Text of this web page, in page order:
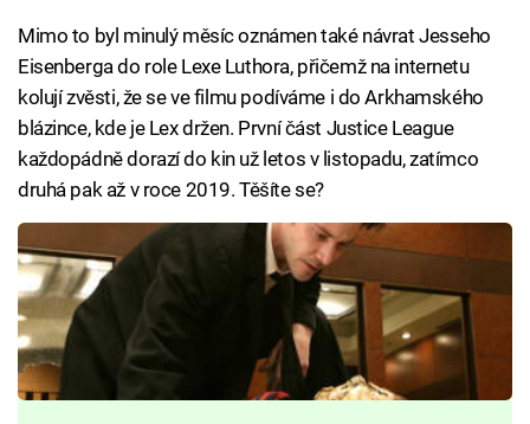
Mimo to byl minulý měsíc oznámen také návrat Jesseho
Eisenberga do role Lexe Luthora, přičemž na internetu
kolují zvěsti, že se ve filmu podíváme i do Arkhamského
blázince, kde je Lex držen. První část Justice League
každopádně dorazí do kin už letos v listopadu, zatímco
druhá pak až v roce 2019. Těšíte se?